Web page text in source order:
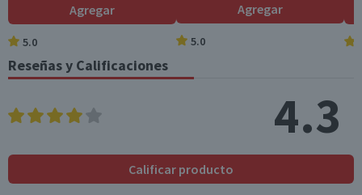
Agregar
5.0
Agregar
5.0
Reseñas y Calificaciones
4.3
Calificar producto